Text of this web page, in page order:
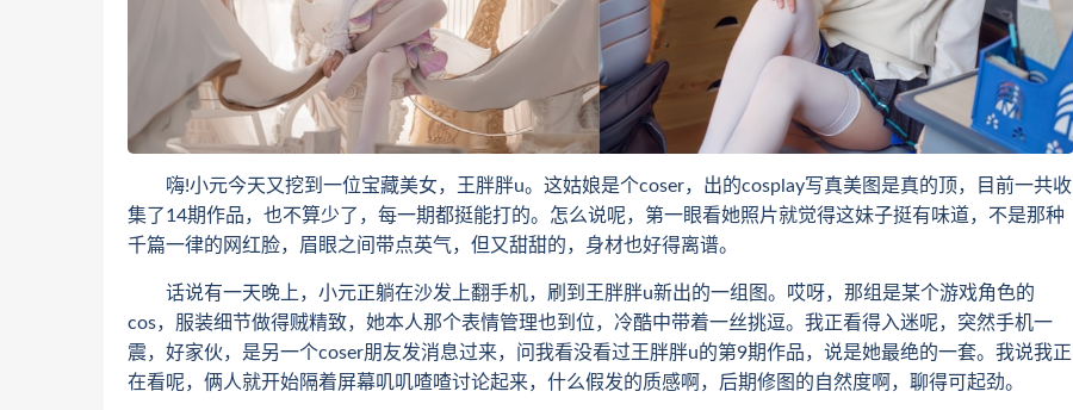
嗨!小元今天又挖到一位宝藏美女，王胖胖u。这姑娘是个coser，出的cosplay写真美图是真的顶，目前一共收
集了14期作品，也不算少了，每一期都挺能打的。怎么说呢，第一眼看她照片就觉得这妹子挺有味道，不是那种
千篇一律的网红脸，眉眼之间带点英气，但又甜甜的，身材也好得离谱。
话说有一天晚上，小元正躺在沙发上翻手机，刷到王胖胖u新出的一组图。哎呀，那组是某个游戏角色的
cos，服装细节做得贼精致，她本人那个表情管理也到位，冷酷中带着一丝挑逗。我正看得入迷呢，突然手机一
震，好家伙，是另一个coser朋友发消息过来，问我看没看过王胖胖u的第9期作品，说是她最绝的一套。我说我正
在看呢，俩人就开始隔着屏幕叽叽喳喳讨论起来，什么假发的质感啊，后期修图的自然度啊，聊得可起劲。